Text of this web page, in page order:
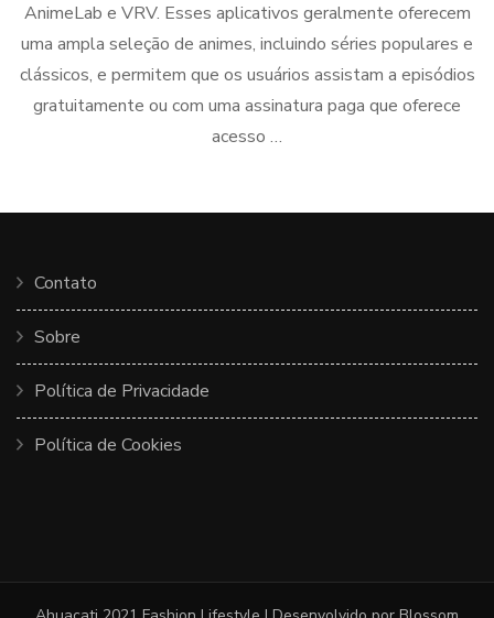
AnimeLab e VRV. Esses aplicativos geralmente oferecem
uma ampla seleção de animes, incluindo séries populares e
clássicos, e permitem que os usuários assistam a episódios
gratuitamente ou com uma assinatura paga que oferece
acesso …
Contato
Sobre
Política de Privacidade
Política de Cookies